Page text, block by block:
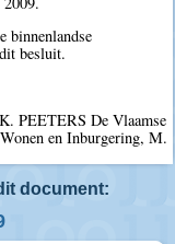
binnenlandse
besluit.
PEETERS De Vlaamse
en Inburgering, M.
document: